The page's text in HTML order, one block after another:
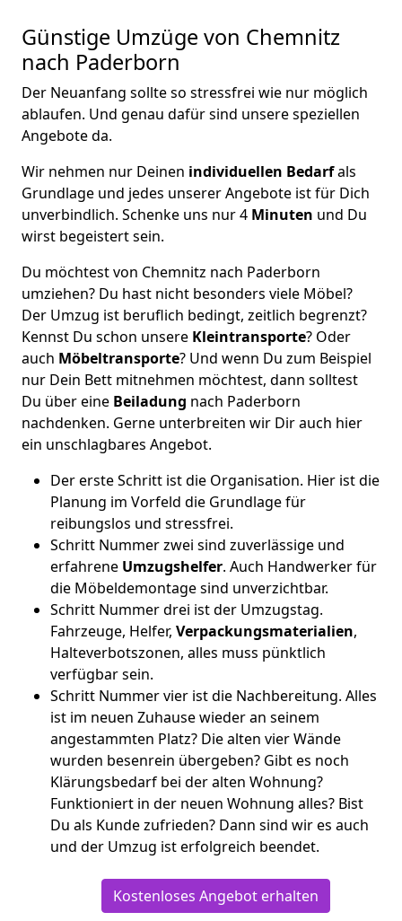
Günstige Umzüge von Chemnitz
nach Paderborn
Der Neuanfang sollte so stressfrei wie nur möglich
ablaufen. Und genau dafür sind unsere speziellen
Angebote da.
Wir nehmen nur Deinen individuellen Bedarfals
Grundlage und jedes unserer Angebote ist für Dich
unverbindlich. Schenke uns nur 4 Minuten und Du
wirst begeistert sein.
Du möchtest von Chemnitz nach Paderborn
umziehen? Du hast nicht besonders viele Möbel?
Der Umzug ist beruflich bedingt, zeitlich begrenzt?
Kennst Du schon unsere Kleintransporte? Oder
auch Möbeltransporte? Und wenn Du zum Beispiel
nur Dein Bett mitnehmen möchtest, dann solltest
Du über eine Beiladung nach Paderborn
nachdenken. Gerne unterbreiten wir Dir auch hier
ein unschlagbares Angebot.
Der erste Schritt ist die Organisation. Hier ist die
Planung im Vorfeld die Grundlage für
reibungslos und stressfrei.
Schritt Nummer zwei sind zuverlässige und
erfahrene Umzugshelfer. Auch Handwerker für
die Möbeldemontage sind unverzichtbar.
Schritt Nummer drei ist der Umzugstag.
Fahrzeuge, Helfer, Verpackungsmaterialien,
Halteverbotszonen, alles muss pünktlich
verfügbar sein.
Schritt Nummer vier ist die Nachbereitung. Alles
ist im neuen Zuhause wieder an seinem
angestammten Platz? Die alten vier Wände
wurden besenrein übergeben? Gibt es noch
Klärungsbedarf bei der alten Wohnung?
Funktioniert in der neuen Wohnung alles? Bist
Du als Kunde zufrieden? Dann sind wir es auch
und der Umzug ist erfolgreich beendet.
Kostenloses Angebot erhalten